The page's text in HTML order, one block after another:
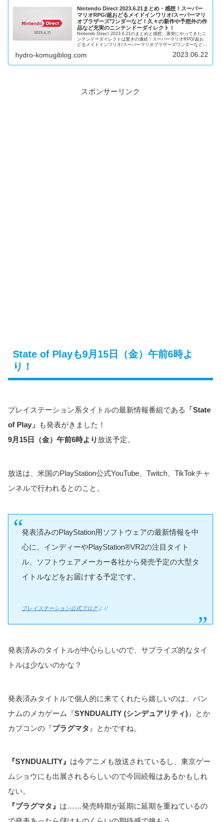
Nintendo Direct 2023.6.21まとめ・感想！スーパー
マリオRPG/超おどるメイドインワリオ/スーパーマリ
オブラザーズワンダーなど！久々の新作や予想外の作
品など充実のニンテンドーダイレクト！
Nintendo Direct 2023.6.21のまとめと感想。唐突にやってきたニ
ンテンドーダイレクトは驚きの連続！スーパーマリオRPG/超お
どるメイドインワリオ/スーパーマリオブラザーズワンダーなどが
hydro-komugiblog.com 2023.06.22
スポンサーリンク
State of Playも9月15日（金）午前6時よ
り！
プレイステーション系タイトルの最新情報番組である
「State
of Play」
も発表がきました！
9月15日（金）午前6時より 放送予定。
放送は、米国のPlayStation公式YouTube、Twitch、TikTokチャ
ンネルで行われるとのこと。
発表済みのPlayStation用ソフトウェアの最新情報を中
心に、インディーやPlayStation®VR2の注目タイト
ル、ソフトウェアメーカー各社から発売予定の大型タ
イトルなどをお届けする予定です。
プレイステーション公式ブログより
発表済みのタイトルが中心らしいので、サプライズ的なタイ
トルは少ないのかな？
発表済みタイトルで個人的に来てくれたら嬉しいのは、バン
ナムのメカゲーム『SYNDUALITY (シンデュアリティ) 』とか
カプコンの『プラグマタ 』とかですね。
『SYNDUALITY』 は今アニメも放送されているし、東京ゲー
ムショウにも出展されるらしいので今回続報はあるかもしれ
ない。
『プラグマタ』 は……発売時期が延期に延期を重ねているの